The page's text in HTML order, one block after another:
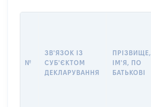
№
ЗВ'ЯЗОК ІЗ
СУБ'ЄКТОМ
ДЕКЛАРУВАННЯ
ПРІЗВИЩЕ,
ІМ'Я, ПО
БАТЬКОВІ